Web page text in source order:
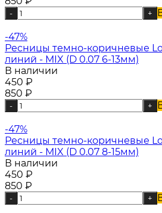
- +
-47%
Ресницы темно-коричневые
линий - MIX (D 0.07 6-13мм)
В наличии
450 ₽
850 ₽
- +
-47%
Ресницы темно-коричневые
линий - MIX (D 0.07 8-15мм)
В наличии
450 ₽
850 ₽
- +